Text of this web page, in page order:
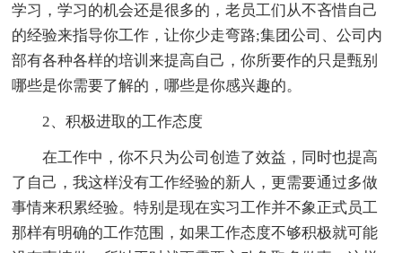
学习，学习的机会还是很多的，老员工们从不吝惜自己
的经验来指导你工作，让你少走弯路;集团公司、公司内
部有各种各样的培训来提高自己，你所要作的只是甄别
哪些是你需要了解的，哪些是你感兴趣的。
2、积极进取的工作态度
在工作中，你不只为公司创造了效益，同时也提高
了自己，我这样没有工作经验的新人，更需要通过多做
事情来积累经验。特别是现在实习工作并不象正式员工
那样有明确的工作范围，如果工作态度不够积极就可能